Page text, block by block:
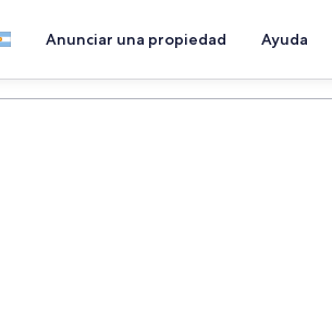
Anunciar una propiedad Ayuda